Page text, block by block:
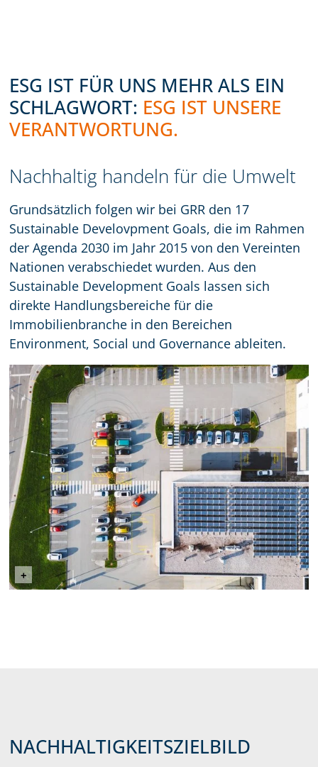
ESG IST FÜR UNS MEHR ALS EIN
SCHLAGWORT: ESG IST UNSERE
VERANTWORTUNG.
Nachhaltig handeln für die Umwelt
Grundsätzlich folgen wir bei GRR den 17
Sustainable Develovpment Goals, die im Rahmen
der Agenda 2030 im Jahr 2015 von den Vereinten
Nationen verabschiedet wurden. Aus den
Sustainable Development Goals lassen sich
direkte Handlungsbereiche für die
Immobilienbranche in den Bereichen
Environment, Social und Governance ableiten.
©Visual__Production (Envato Elements)
+
NACHHALTIGKEITSZIELBILD